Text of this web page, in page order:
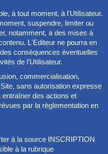
à tout moment, à l'Utilisateur.
suspendre, limiter ou
notamment, à des mises à
L'Editeur ne pourra en
conséquences éventuelles
de l'Utilisateur.
commercialisation,
, sans autorisation expresse
entraîner des actions et
par la règlementation en
à la source INSCRIPTION
à la rubrique